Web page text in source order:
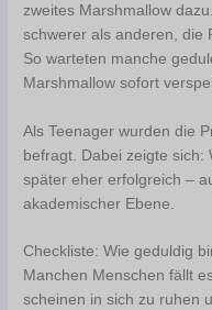
zweites Marshmallow
schwerer als anderen, die
So warteten manche
Marshmallow sofort
Als Teenager wurden die
befragt. Dabei zeigte sich:
später eher erfolgreich –
akademischer Ebene.
Checkliste: Wie geduldig
Manchen Menschen fällt
scheinen in sich zu ruhen